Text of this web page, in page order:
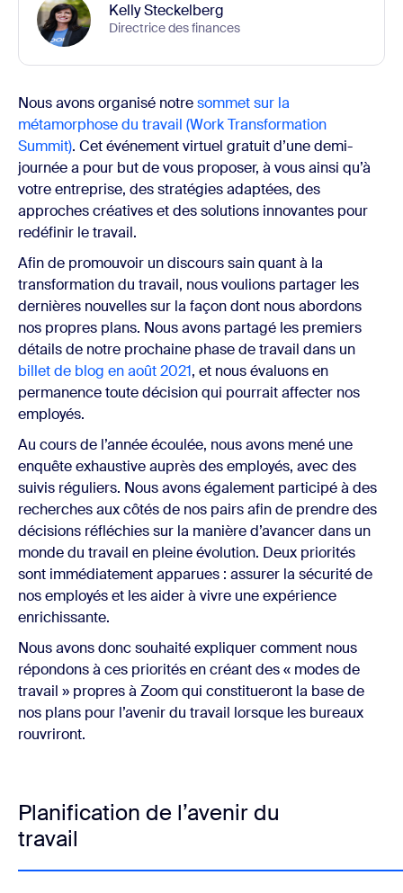
Kelly Steckelberg
Directrice des finances
Nous avons organisé notresommet sur la
métamorphose du travail (Work Transformation
Summit). Cet événement virtuel gratuit d’une demi-
journée a pour but de vous proposer, à vous ainsi qu’à
votre entreprise, des stratégies adaptées, des
approches créatives et des solutions innovantes pour
redéfinir le travail.
Afin de promouvoir un discours sain quant à la
transformation du travail, nous voulions partager les
dernières nouvelles sur la façon dont nous abordons
nos propres plans. Nous avons partagé les premiers
détails de notre prochaine phase de travail dans un
billet de blog en août 2021, et nous évaluons en
permanence toute décision qui pourrait affecter nos
employés.
Au cours de l’année écoulée, nous avons mené une
enquête exhaustive auprès des employés, avec des
suivis réguliers. Nous avons également participé à des
recherches aux côtés de nos pairs afin de prendre des
décisions réfléchies sur la manière d’avancer dans un
monde du travail en pleine évolution. Deux priorités
sont immédiatement apparues : assurer la sécurité de
nos employés et les aider à vivre une expérience
enrichissante.
Nous avons donc souhaité expliquer comment nous
répondons à ces priorités en créant des « modes de
travail » propres à Zoom qui constitueront la base de
nos plans pour l’avenir du travail lorsque les bureaux
rouvriront.
Planification de l’avenir du
travail